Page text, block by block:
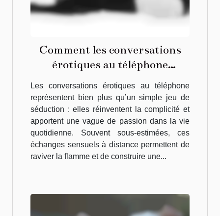
Comment les conversations
érotiques au téléphone
peuvent-elles pimenter votre
quotidien ?
Les conversations érotiques au téléphone
représentent bien plus qu’un simple jeu de
séduction : elles réinventent la complicité et
apportent une vague de passion dans la vie
quotidienne. Souvent sous-estimées, ces
échanges sensuels à distance permettent de
raviver la flamme et de construire une...